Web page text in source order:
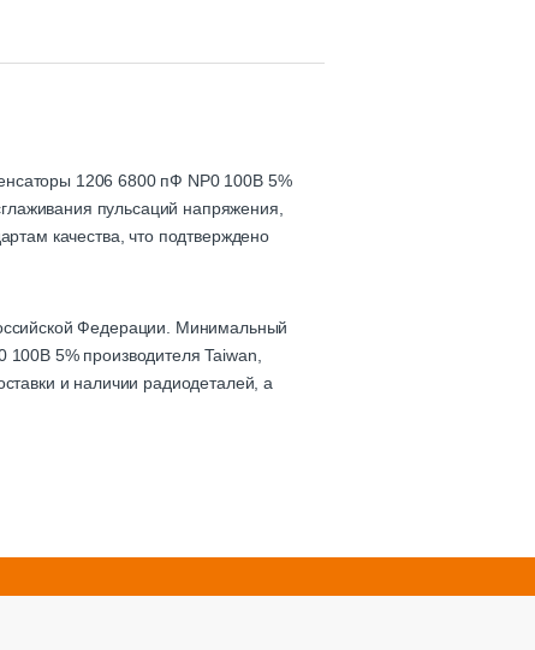
1206 6800 пФ NP0 100В 5%
пульсаций напряжения,
качества, что подтверждено
Федерации. Минимальный
5% производителя Taiwan,
и наличии радиодеталей, а